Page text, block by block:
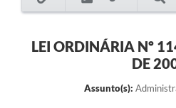
Secretarias
Carta de Serviços
LEI ORDINÁRIA Nº
DE
Assunto(s):